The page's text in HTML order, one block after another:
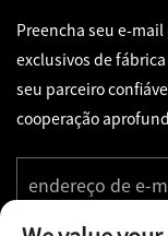
Preencha seu e-
exclusivos de
seu parceiro
cooperação